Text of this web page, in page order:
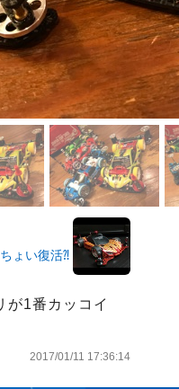
ょい復活⁈
1番カッコイ
2017/01/11 17:36:14